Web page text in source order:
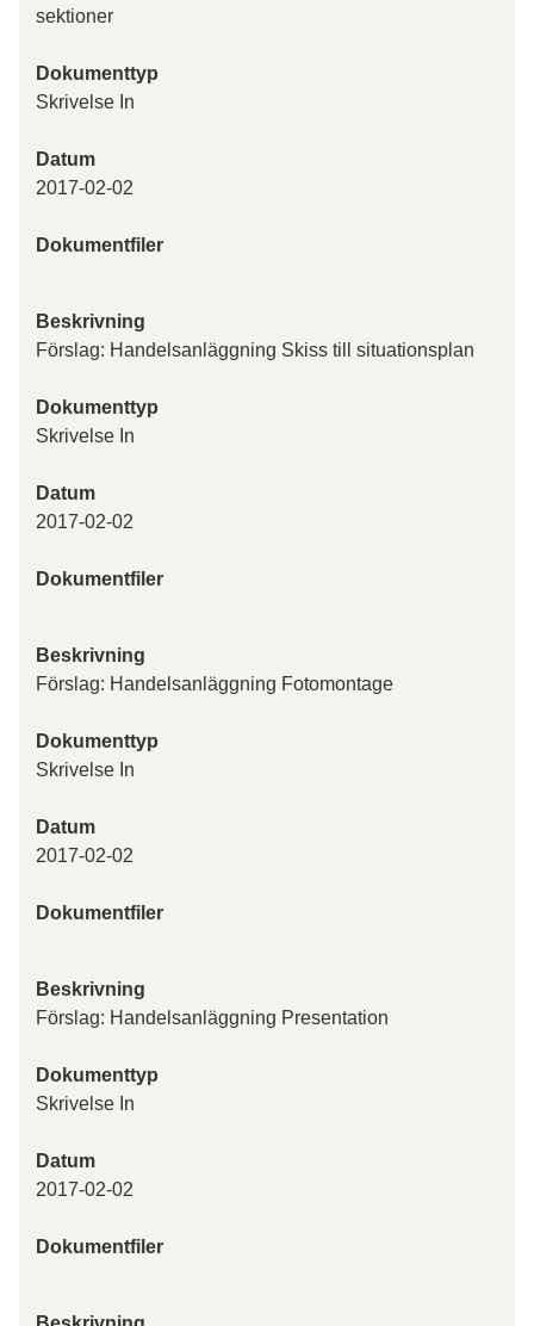
sektioner
Dokumenttyp
Skrivelse In
Datum
2017-02-02
Dokumentfiler
Beskrivning
Förslag: Handelsanläggning Skiss till situationsplan
Dokumenttyp
Skrivelse In
Datum
2017-02-02
Dokumentfiler
Beskrivning
Förslag: Handelsanläggning Fotomontage
Dokumenttyp
Skrivelse In
Datum
2017-02-02
Dokumentfiler
Beskrivning
Förslag: Handelsanläggning Presentation
Dokumenttyp
Skrivelse In
Datum
2017-02-02
Dokumentfiler